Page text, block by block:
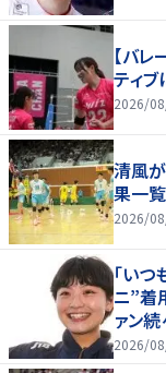
【バ
ティ
2026/
清風
果一覧
2026/
「い
ニ”着
ァン
2026/